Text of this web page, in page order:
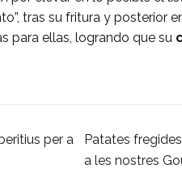
tras su fritura y posterior
para ellas, logrando que su
per a
Patates
a les nostres